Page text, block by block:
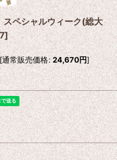
ペシャルウィーク(総大
]
[通常販売価格: 24,670円]